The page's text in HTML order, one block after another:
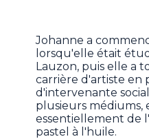
Johanne a
lorsqu'elle était
Lauzon, puis elle a
carrière d'artiste en
d'intervenante
plusieurs médiums,
essentiellement de
pastel à l'huile.